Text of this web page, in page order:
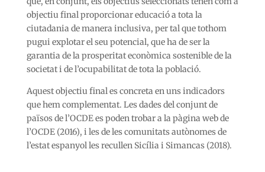
objectiu final proporcionar educació a tota la
ciutadania de manera inclusiva, per tal que tothom
pugui explotar el seu potencial, que ha de ser la
garantia de la prosperitat econòmica sostenible de la
societat i de l’ocupabilitat de tota la població.
Aquest objectiu final es concreta en uns indicadors
que hem complementat. Les dades del conjunt de
països de l’OCDE es poden trobar a la pàgina web de
l’OCDE (2016), i les de les comunitats autònomes de
l’estat espanyol les recullen Sicília i Simancas (2018).